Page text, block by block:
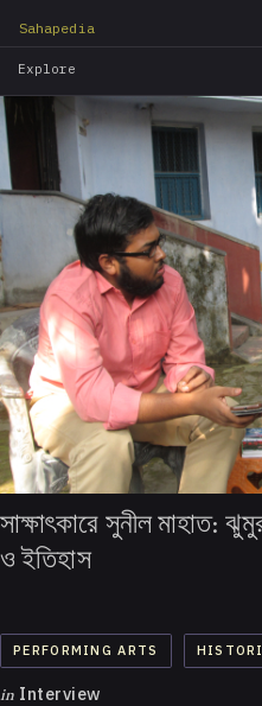
Sahapedia
Explore
সাক্ষাৎকারে সুনীল মাহাত:
ও ইতিহাস
PERFORMING ARTS
in Interview